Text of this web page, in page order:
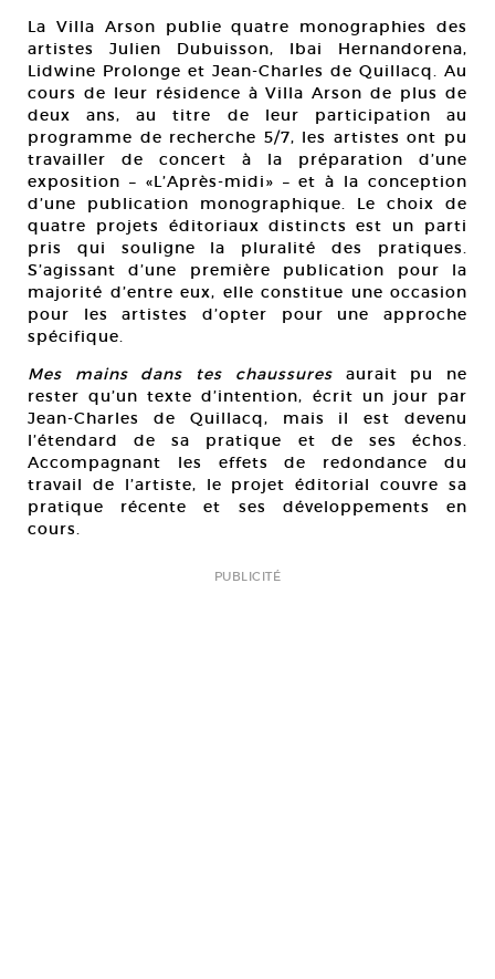
La Villa Arson publie quatre monographies des
artistes Julien Dubuisson, Ibai Hernandorena,
Lidwine Prolonge et Jean-Charles de Quillacq. Au
cours de leur résidence à Villa Arson de plus de
deux ans, au titre de leur participation au
programme de recherche 5/7, les artistes ont pu
travailler de concert à la préparation d’une
exposition – «L’Après-midi» – et à la conception
d’une publication monographique. Le choix de
quatre projets éditoriaux distincts est un parti
pris qui souligne la pluralité des pratiques.
S’agissant d’une première publication pour la
majorité d’entre eux, elle constitue une occasion
pour les artistes d’opter pour une approche
spécifique.
Mes mains dans tes chaussuresaurait pu ne
rester qu’un texte d’intention, écrit un jour par
Jean-Charles de Quillacq, mais il est devenu
l’étendard de sa pratique et de ses échos.
Accompagnant les effets de redondance du
travail de l’artiste, le projet éditorial couvre sa
pratique récente et ses développements en
cours.
PUBLICITÉ